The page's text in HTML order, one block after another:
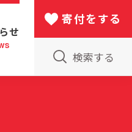
ける救世軍の130年
せ
検索する
寄付をする